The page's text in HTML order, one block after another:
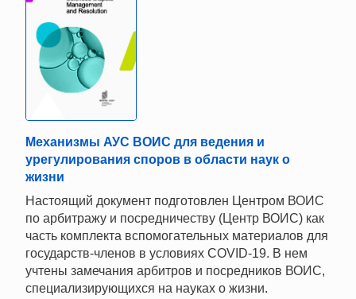
Механизмы АУС ВОИС для ведения и
урегулирования споров в области наук о
жизни
Настоящий документ подготовлен Центром ВОИС
по арбитражу и посредничеству (Центр ВОИС) как
часть комплекта вспомогательных материалов для
государств-членов в условиях COVID-19. В нем
учтены замечания арбитров и посредников ВОИС,
специализирующихся на науках о жизни.